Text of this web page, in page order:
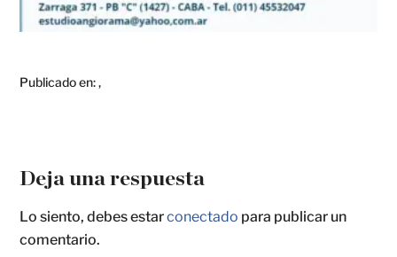
Publicado en:,
Deja una respuesta
Lo siento, debes estarconectado para publicar un
comentario.